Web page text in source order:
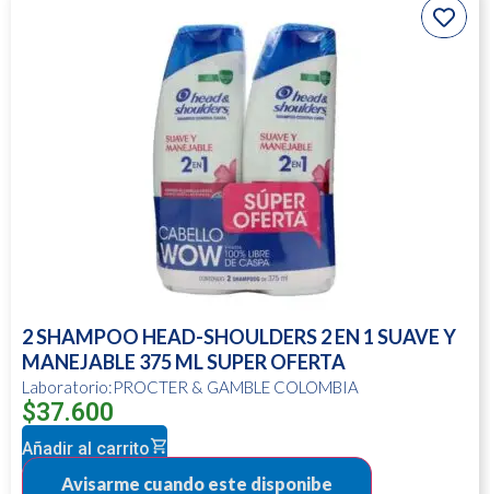
2 SHAMPOO HEAD-SHOULDERS 2 EN 1 SUAVE Y
MANEJABLE 375 ML SUPER OFERTA
Laboratorio:PROCTER & GAMBLE COLOMBIA
$37.600
Añadir al carrito